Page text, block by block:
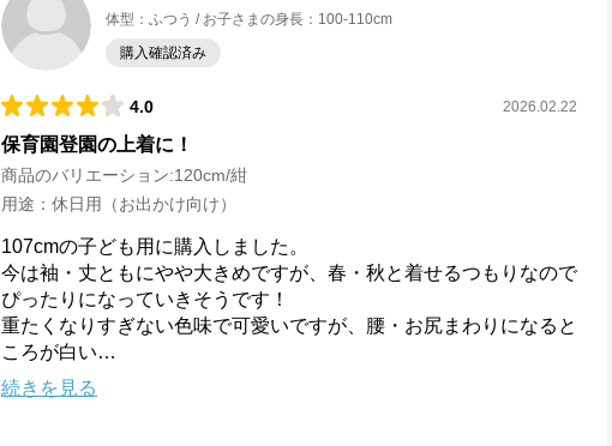
体型 ： ふつう お子さまの身長 ： 100-110cm
購入確認済み
4.0 2026.02.22
保育園登園の上着に！
商品のバリエーション:120cm/紺
用途 ： 休日用（お出かけ向け）
107cmの子ども用に購入しました。
今は袖・丈ともにやや大きめですが、春・秋と着せるつもりなので
ぴったりになっていきそうです！
重たくなりすぎない色味で可愛いですが、腰・お尻まわりになると
ころが白い…
続きを見る